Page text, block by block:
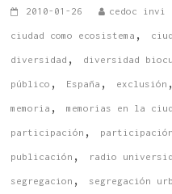
2010-01-26 cedoc invi
ciudad como ecosistema ,
diversidad , diversidad
público , España , exclusión
memoria , memorias en la
participación ,
publicación , radio
segregacion , segregación